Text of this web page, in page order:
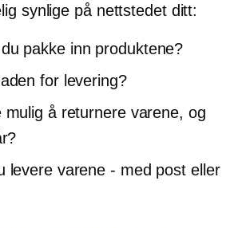
synlige på nettstedet ditt:
pakke inn produktene?
for levering?
å returnere varene, og
levere varene - med post eller